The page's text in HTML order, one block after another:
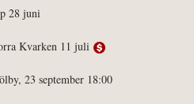
28 juni
Kvarken 11 juli
23 september 18:00